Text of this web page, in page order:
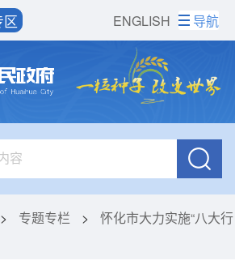
ENGLISH
区 导航
> 专题专栏 >
怀化市大力实施“八大行